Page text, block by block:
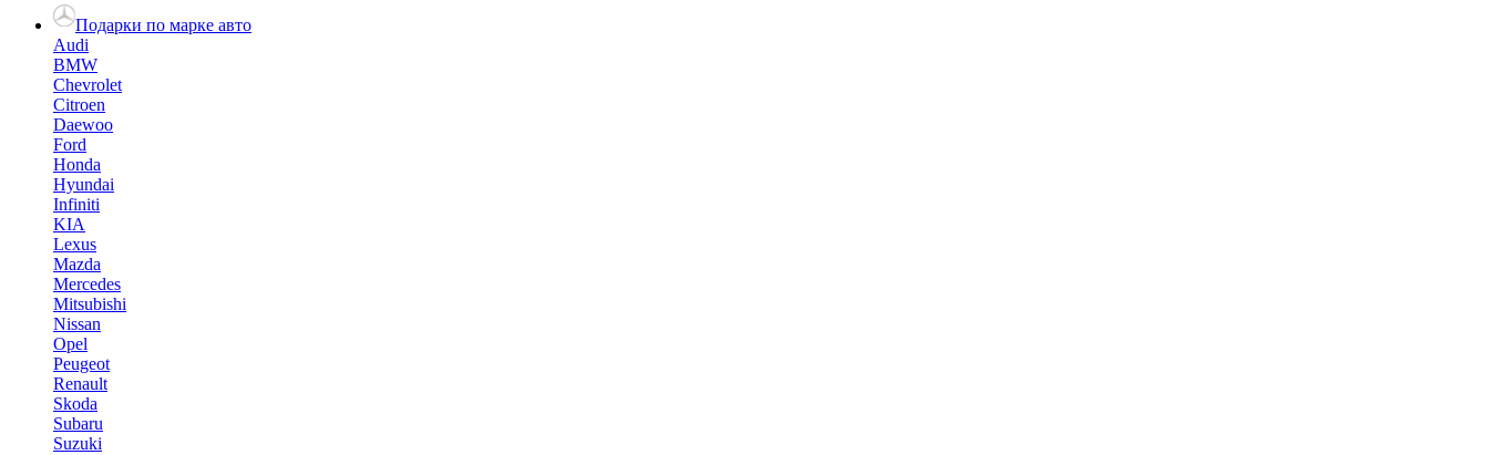
Подарки по марке авто
Audi
BMW
Chevrolet
Citroen
Daewoo
Ford
Honda
Hyundai
Infiniti
KIA
Lexus
Mazda
Mercedes
Mitsubishi
Nissan
Opel
Peugeot
Renault
Skoda
Subaru
Suzuki